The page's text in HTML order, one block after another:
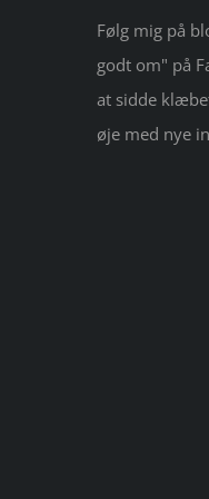
Følg mig på
godt om" på
at sidde
øje med nye